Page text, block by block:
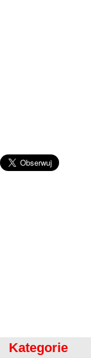
Kategorie